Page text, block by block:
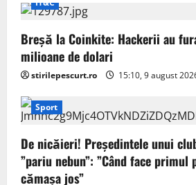
Breșă la Coinkite: Hackerii au
milioane de dolari
stirilepescurt.ro 15:10, 9 august
Sport
De nicăieri! Președintele unui
”pariu nebun”: ”Când face primul
cămașa jos”